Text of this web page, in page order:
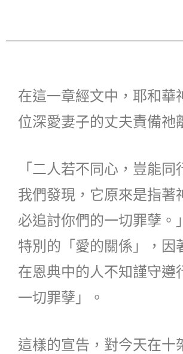
在這一章經文中，耶和華
位深愛妻子的丈夫責備祂
「二人若不同心，豈能
我們發現，它原來是指著
必追討你們的一切罪孽。
特別的「愛的關係」，因
在恩典中的人不知謹守遵
一切罪孽」。
這樣的宣告，對今天在十